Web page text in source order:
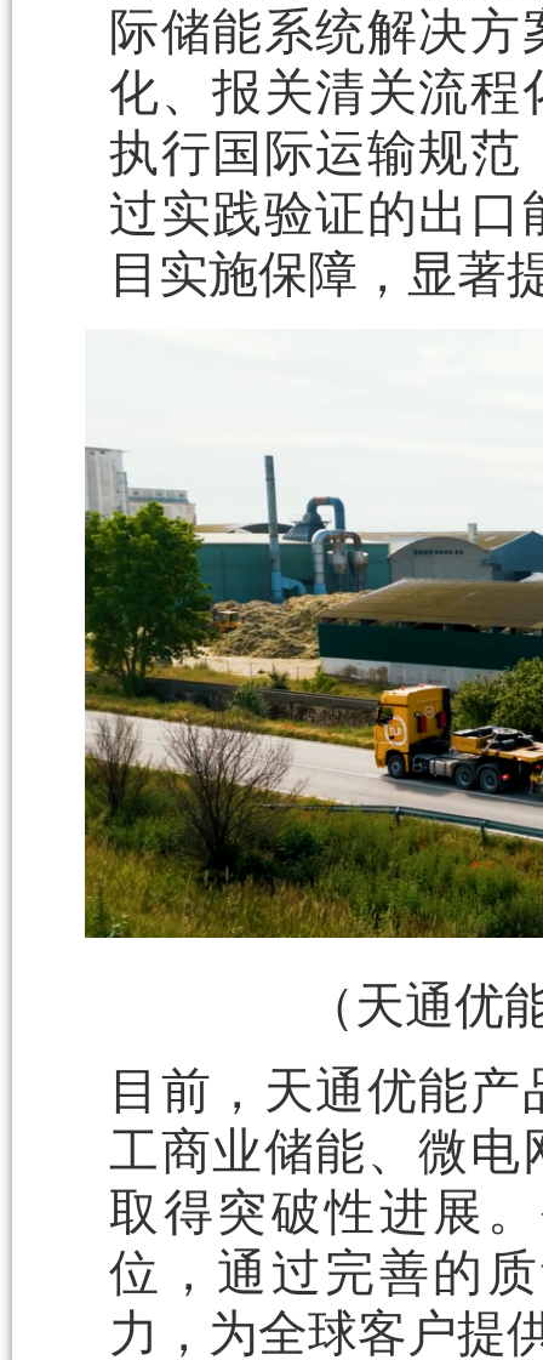
际储能系统解决
化、报关清关流程
执行国际运输规范
过实践验证的出口
目实施保障，显著
（天通优
目前，天通优能
工商业储能、微电
取得突破性进展
位，通过完善的
力，为全球客户提